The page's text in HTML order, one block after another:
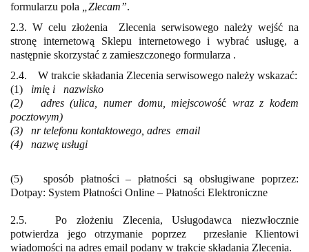
formularzu pola
Zlecam”.
2.3. W celu złożenia
Zlecenia serwisowego należy wejść na
stronę internetową Sklepu internetowego i wybrać usługę, a
następnie skorzystać z zamieszczonego formularza .
2.4. W trakcie składania Zlecenia serwisowego należy wskazać:
(1) imię i nazwisko
(2) adres (ulica, numer domu, miejscowość wraz z kodem
pocztowym)
(3) nr telefonu kontaktowego, adres email
(4) nazwę usługi
(5) sposób płatności – płatności są obsługiwane poprzez:
Dotpay: System Płatności Online – Płatności Elektroniczne
2.5.Po złożeniu Zlecenia, Usługodawca niezwłocznie
potwierdza jego otrzymanie poprzez
przesłanie Klientowi
wiadomości na adres email podany w trakcie składania Zlecenia.